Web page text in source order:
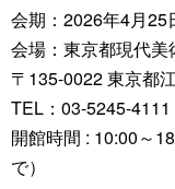
会期：2026年4月25
会場：東京都現代
〒135-0022 東京都
TEL：03-5245-4111
開館時間 : 10:00～
で）